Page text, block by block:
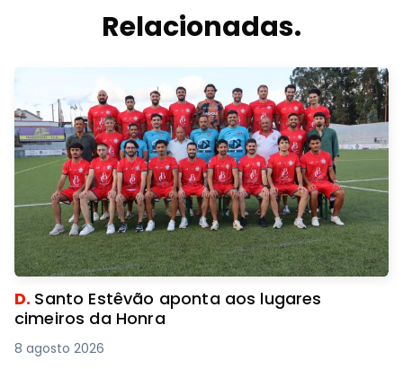
Relacionadas.
D. Santo Estêvão aponta aos lugares
cimeiros da Honra
8 agosto 2026